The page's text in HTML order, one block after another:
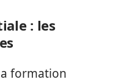
: les
formation